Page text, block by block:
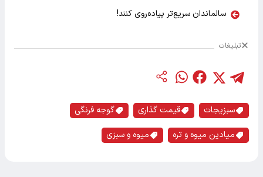
سالماندان سریع‌تر پیاده‌روی کنند!
تبلیغات
سبزیجات قیمت گذاری
گوجه فرنگی
میادین میوه و تره
میوه و سبزی